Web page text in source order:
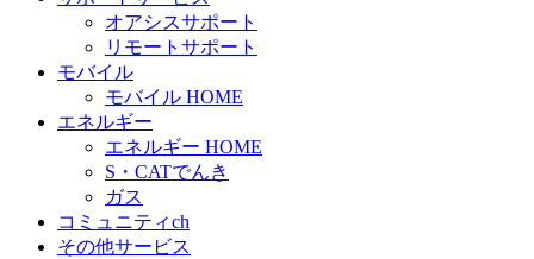
オアシスサポート
リモートサポート
モバイル
モバイル HOME
エネルギー
エネルギー HOME
S・CATでんき
ガス
コミュニティch
その他サービス